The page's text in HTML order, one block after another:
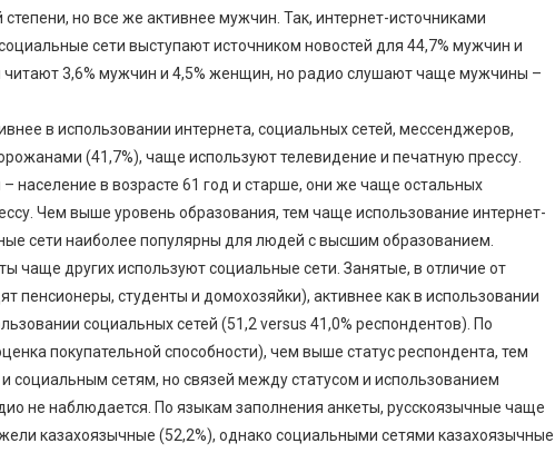
но все же активнее мужчин. Так, интернет-источниками
сети выступают источником новостей для 44,7% мужчин и
3,6% мужчин и 4,5% женщин, но радио слушают чаще мужчины –
в использовании интернета, социальных сетей, мессенджеров,
(41,7%), чаще используют телевидение и печатную прессу.
население в возрасте 61 год и старше, они же чаще остальных
Чем выше уровень образования, тем чаще использование интернет-
сети наиболее популярны для людей с высшим образованием.
других используют социальные сети. Занятые, в отличие от
пенсионеры, студенты и домохозяйки), активнее как в использовании
социальных сетей (51,2 versus 41,0% респондентов). По
покупательной способности), чем выше статус респондента, тем
социальным сетям, но связей между статусом и использованием
не наблюдается. По языкам заполнения анкеты, русскоязычные чаще
казахоязычные (52,2%), однако социальными сетями казахоязычные